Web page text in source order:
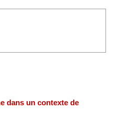
dans un contexte de